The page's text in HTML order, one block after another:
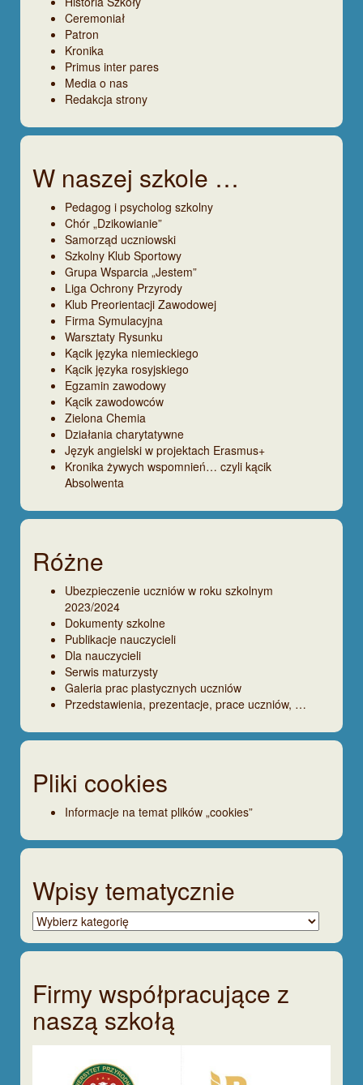
Ceremoniał
Patron
Kronika
Primus inter pares
Media o nas
Redakcja strony
W naszej szkole …
Pedagog i psycholog szkolny
Chór „Dzikowianie”
Samorząd uczniowski
Szkolny Klub Sportowy
Grupa Wsparcia „Jestem”
Liga Ochrony Przyrody
Klub Preorientacji Zawodowej
Firma Symulacyjna
Warsztaty Rysunku
Kącik języka niemieckiego
Kącik języka rosyjskiego
Egzamin zawodowy
Kącik zawodowców
Zielona Chemia
Działania charytatywne
Język angielski w projektach Erasmus+
Kronika żywych wspomnień… czyli kącik
Absolwenta
Różne
Ubezpieczenie uczniów w roku szkolnym
2023/2024
Dokumenty szkolne
Publikacje nauczycieli
Dla nauczycieli
Serwis maturzysty
Galeria prac plastycznych uczniów
Przedstawienia, prezentacje, prace uczniów, …
Pliki cookies
Informacje na temat plików „cookies”
Wpisy tematycznie
Wpisy
tematycznie
Firmy współpracujące z
naszą szkołą